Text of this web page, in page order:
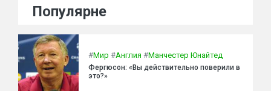
Популярне
#Мир #Англия #Манчестер Юнайтед
Фергюсон: «Вы действительно поверили в
это?»